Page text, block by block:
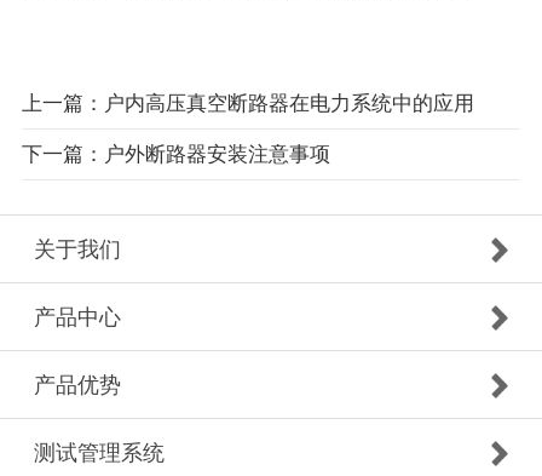
上一篇：户内高压真空断路器在电力系统中的应用
下一篇：户外断路器安装注意事项
关于我们
产品中心
产品优势
测试管理系统